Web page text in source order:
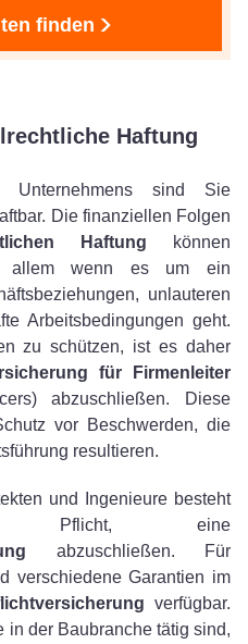
finden
Haftung
Unternehmens sind Sie
Die finanziellen Folgen
Haftung können
allem wenn es um ein
unlauteren
Arbeitsbedingungen geht.
zu schützen, ist es daher
für Firmenleiter
abzuschließen. Diese
vor Beschwerden, die
resultieren.
und Ingenieure besteht
Pflicht, eine
abzuschließen. Für
verschiedene Garantien im
verfügbar.
in der Baubranche tätig sind,